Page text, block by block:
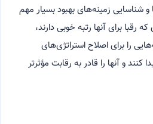
شناسایی زمینه‌های بهبود بسیار مهم
رقبا برای آنها رتبه خوبی دارند،
را برای اصلاح استراتژی‌های
و آنها را قادر به رقابت مؤثرتر